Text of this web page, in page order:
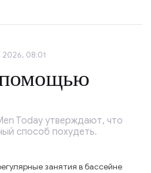
08:01
Today утверждают, что
способ похудеть.
занятия в бассейне